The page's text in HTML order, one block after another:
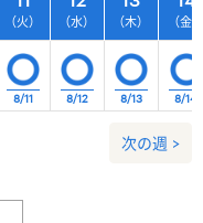
（火） （水） （木）
8/11 8/12 8/13
（金）
8/14
次の週 >